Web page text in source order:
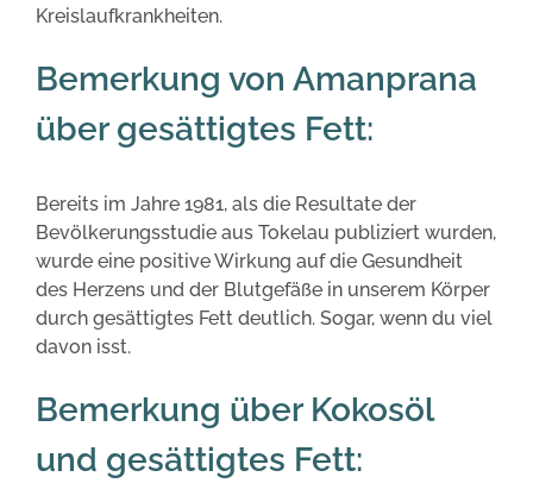
Kreislaufkrankheiten.
Bemerkung von Amanprana
über gesättigtes Fett:
Bereits im Jahre 1981, als die Resultate der
Bevölkerungsstudie aus Tokelau publiziert wurden,
wurde eine positive Wirkung auf die Gesundheit
des Herzens und der Blutgefäße in unserem Körper
durch gesättigtes Fett deutlich. Sogar, wenn du viel
davon isst.
Bemerkung über Kokosöl
und gesättigtes Fett: